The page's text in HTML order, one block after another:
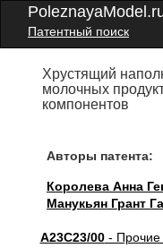
Патентный поиск
Хрустящий
молочных
компонентов
Авторы патента:
Королева Анна
Манукьян Грант
A23C23/00- Прочие